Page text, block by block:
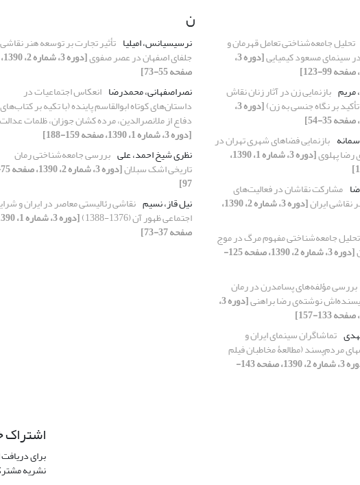
تحلیل جامعه‌شناختی تعامل قهرمان و
سینمای مسعود کیمیایی [دوره 3،
بازنمایی زن در آثار زنان نقاش
بر نگاه جنسی به زن) [دوره 3،
بازنمایی فضاهای شهری تهران در
رضا پهلوی [دوره 3، شماره 1، 1390،
مشارکت نقاشان در فعالیت‌های
نقاشی ایران [دوره 3، شماره 2، 1390،
تحلیل جامعه‌شناختی مفهوم مرگ در موج
[دوره 3، شماره 2، 1390، صفحه 125-
بررسی مؤلفه‌های پسامدرن در رمان
نوشته‌ی رضا براهنی [دوره 3،
تماشاگران سینمای ایران و
مردم‌‏پسند (مطالعۀ مخاطبان فیلم
[دوره 3، شماره 2، 1390، صفحه 143-
ن
نرسیسیانس، امیلیا تأثیر تجارت بر توسعه هنر نقاشی
جلفای اصفهان در عصر صفوی [دوره 3، شماره 2، 1390،
صفحه 55-73]
نصراصفهانی، محمدرضا انعکاس اجتماعیات در
داستان‌های کوتاه ابوالقاسم پاینده (با تکیه بر کتاب‌های
دفاع از ملانصرالدین، مرده کشان جوزان، ظلمات
[دوره 3، شماره 1، 1390، صفحه 159-188]
نظری شیخ احمد، علی بررسی جامعه‌شناختی رمان
تاریخی اشک سبلان [دوره
97]
نیل قاز، نسیم نقاشی رئالیستی معاصر در ایران و
اجتماعی ظهور آن (1376-1388)
صفحه 37-73]
اشتراک
برای
نشریه